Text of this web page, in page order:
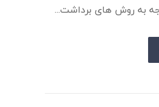
به روش های برداشت...